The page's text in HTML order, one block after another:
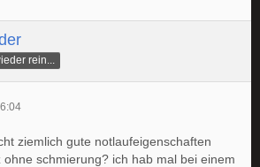
rein...
ziemlich gute notlaufeigenschaften
schmierung? ich hab mal bei einem